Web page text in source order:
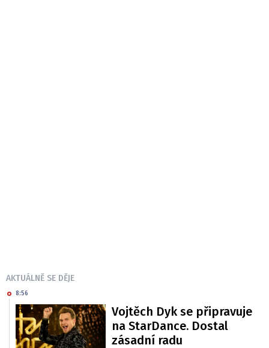
AKTUÁLNĚ SE DĚJE
8:56
Vojtěch Dyk se připravuje
na StarDance. Dostal
zásadní radu